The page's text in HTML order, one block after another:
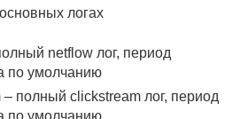
логах
netflow лог, период
по умолчанию
полный clickstream лог, период
по умолчанию